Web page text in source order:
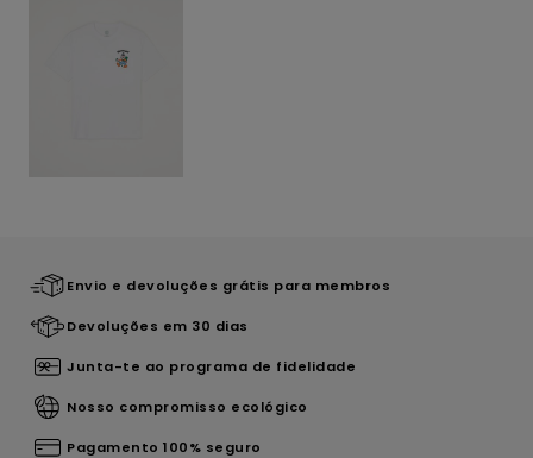
Envio e devoluções grátis para membros
Devoluções em 30 dias
Junta-te ao programa de fidelidade
Nosso compromisso ecológico
Pagamento 100% seguro